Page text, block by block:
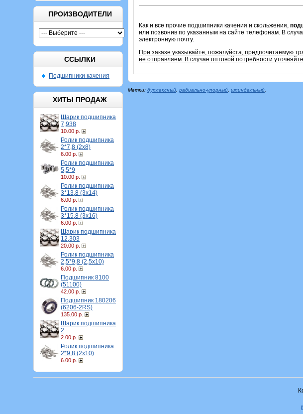
ПРОИЗВОДИТЕЛИ
ССЫЛКИ
Подшипники качения
ХИТЫ ПРОДАЖ
Шарик подшипника
7,938
10.00 р.
Ролик подшипника
2*7,8 (2х8)
6.00 р.
Ролик подшипника
5,5*9
10.00 р.
Ролик подшипника
3*13,8 (3х14)
6.00 р.
Ролик подшипника
3*15,8 (3х16)
6.00 р.
Шарик подшипника
12,303
20.00 р.
Ролик подшипника
2,5*9,8 (2,5х10)
6.00 р.
Подшипник 8100
(51100)
42.00 р.
Подшипник 180206
(6206-2RS)
135.00 р.
Шарик подшипника
2
2.00 р.
Ролик подшипника
2*9,8 (2х10)
6.00 р.
Как и все прочие подшипники качения и скольжения,
или позвонив по указанным на сайте телефонам. В
электронную почту.
При заказе указывайте, пожалуйста, предпочитаемую
не отправляем. В случае оптовой потребности
Метки: дуплексный радиально-упорный шпиндельный